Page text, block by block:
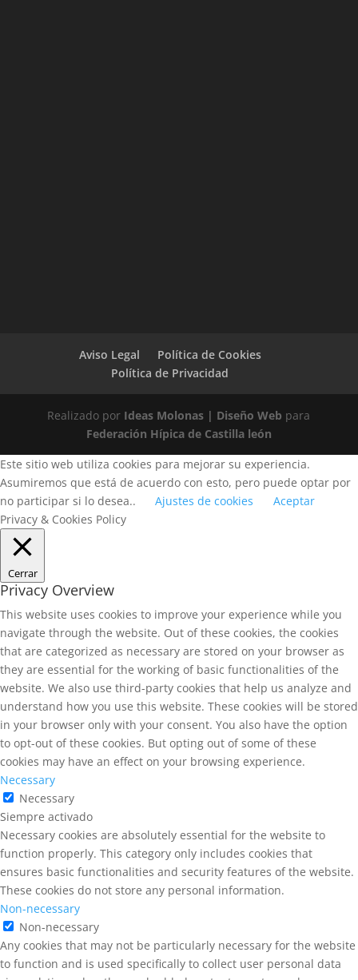
Aviso Legal
Política de Cookies
Política de Privacidad
Realizado por Ideas Molonas | Diseño Web para
Federación Hípica de Castilla león
Este sitio web utiliza cookies para mejorar su experiencia.
Asumiremos que está de acuerdo con esto, pero puede optar por
no participar si lo desea..
Ajustes de cookies
Aceptar
Privacy & Cookies Policy
Cerrar
Privacy Overview
This website uses cookies to improve your experience while you
navigate through the website. Out of these cookies, the cookies
that are categorized as necessary are stored on your browser as
they are essential for the working of basic functionalities of the
website. We also use third-party cookies that help us analyze and
understand how you use this website. These cookies will be stored
in your browser only with your consent. You also have the option
to opt-out of these cookies. But opting out of some of these
cookies may have an effect on your browsing experience.
Necessary
Necessary
Siempre activado
Necessary cookies are absolutely essential for the website to
function properly. This category only includes cookies that
ensures basic functionalities and security features of the website.
These cookies do not store any personal information.
Non-necessary
Non-necessary
Any cookies that may not be particularly necessary for the website
to function and is used specifically to collect user personal data